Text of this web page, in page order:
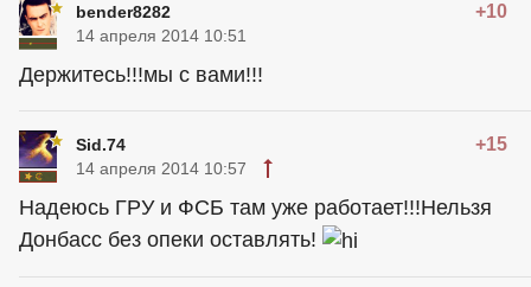
bender8282 +10
14 апреля 2014 10:51
Держитесь!!!мы с вами!!!
Sid.74 +15
14 апреля 2014 10:57
Надеюсь ГРУ и ФСБ там уже работает!!!Нельзя
Донбасс без опеки оставлять!